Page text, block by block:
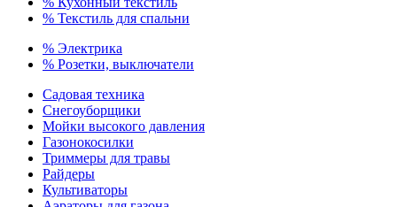
% Текстиль для спальни
% Электрика
% Розетки, выключатели
Садовая техника
Снегоуборщики
Мойки высокого давления
Газонокосилки
Триммеры для травы
Райдеры
Культиваторы